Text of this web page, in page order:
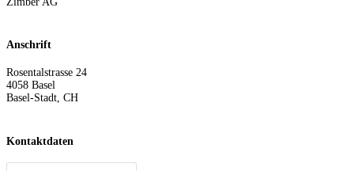
Anschrift
Rosentalstrasse 24
4058 Basel
Basel-Stadt CH
Kontaktdaten